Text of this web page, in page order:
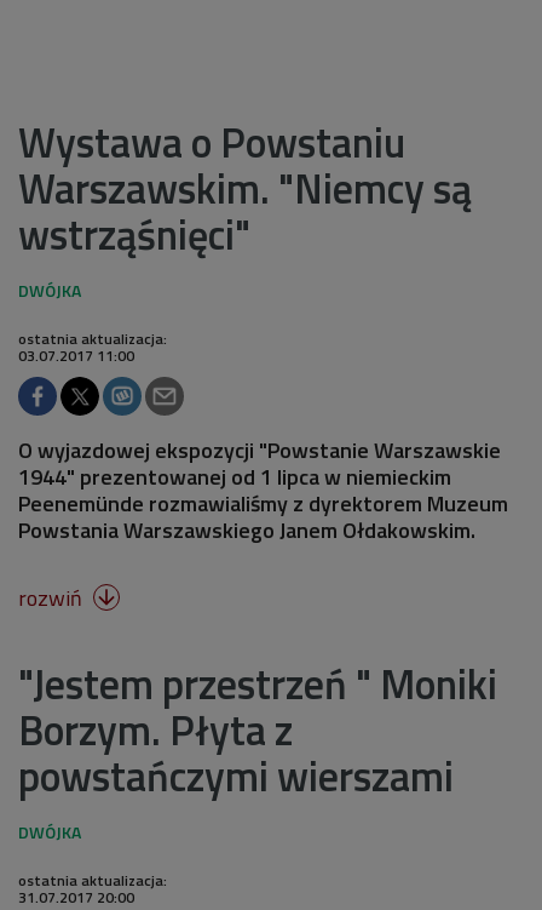
Wystawa o Powstaniu
Warszawskim. "Niemcy są
wstrząśnięci"
ostatnia aktualizacja:
03.07.2017 11:00
O wyjazdowej ekspozycji "Powstanie Warszawskie
1944" prezentowanej od 1 lipca w niemieckim
Peenemünde rozmawialiśmy z dyrektorem Muzeum
Powstania Warszawskiego Janem Ołdakowskim.
rozwiń 
"Jestem przestrzeń " Moniki
Borzym. Płyta z
powstańczymi wierszami
ostatnia aktualizacja:
31.07.2017 20:00